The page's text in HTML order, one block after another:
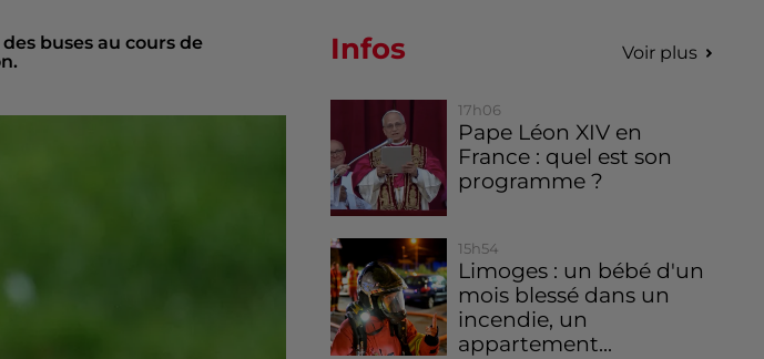
buses au cours de
Infos Voir plus
17h06
Pape Léon XIV en
France : quel est son
programme ?
15h54
Limoges : un bébé d'un
mois blessé dans un
incendie, un
appartement...